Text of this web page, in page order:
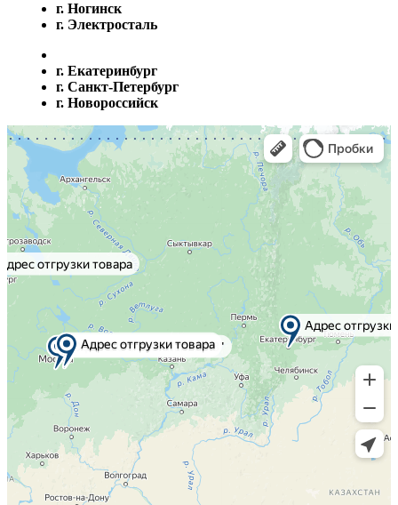
г. Ногинск
г. Электросталь
г. Екатеринбург
г. Санкт-Петербург
г. Новороссийск